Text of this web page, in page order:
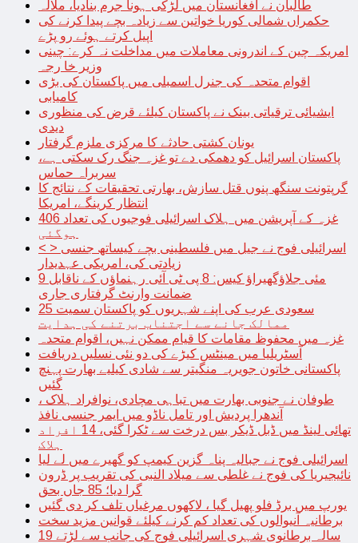
طالبان نے افغانستان میں لڑکی ہونا جرم بنادیا، ملالہ
حکمراں شمالی کوریا خواتین سے زیادہ بچے پیدا کرنے کی
اپیل کرتے ہوئے رو پڑے
امریکہ چین کے اندرونی معاملات میں مداخلت نہ کرے: چینی
وزیر خا رجہ
اقوام متحدہ کی جنرل اسمبلی میں پاکستان کی بڑی
کامیابی
ایشیائی ترقیاتی بینک نے پاکستان کیلئے قرض کی منظوری
دیدی
یونان کشتی حادثے کا مرکزی ملزم گرفتار
پاکستان اسرائیل کو دھمکی دے تو غزہ جنگ رک سکتی ہے،
سربراہ حماس
گرپتونت سنگھ پنوں قتل سازش، بھارتی تحقیقات کے نتائج کا
انتظار کرینگے، امریکا
غزہ کے آپریشن میں ہلاک اسرائیلی فوجیوں کی تعداد 406
ہوگئی
< > اسرائیلی فوج نے جیل میں فلسطینی بچے کیساتھ جنسی
زیادتی کی، امریکی عہدیدار
9 مئی جلاؤگھیراؤ کیس: 8 پی ٹی آئی رہنماؤں کے ناقابل
ضمانت وارنٹ گرفتاری جاری
سعودی عرب کی اپنے شہریوں کو پاکستان سمیت 25
ممالک جانے سے اجتناب برتنے کی ہدایت
غزہ میں محفوظ مقامات کا قیام ممکن نہیں، اقوام متحدہ
آسٹریلیا میں مینٹس کیڑے کی دو نئی نسلیں دریافت
پاکستانی خاتون جویریہ منگیتر سے شادی کیلیے بھارت پہنچ
گئیں
طوفان نے جنوبی بھارت میں تباہی مچادی، نوافراد ہلاک ،
آندھرا پردیش اور تامل ناڈو میں ایمر جنسی نافذ
تھائی لینڈ میں ڈبل ڈیکر بس درخت سے ٹکرا گئی، 14 افراد
ہلاک
اسرائیلی فوج نے جبالیہ پناہ گزین کیمپ کو گھیرے میں لے لیا
نائیجیریا کی فوج نے غلطی سے میلاد النبی کی تقریب پر ڈرون
گرا دیا؛ 85 جاں بحق
یورپ میں برڈ فلو پھیل گیا ، لاکھوں مرغیاں تلف کر دی گئیں
برطانیہ آنیوالوں کی تعداد کم کرنے کیلئے قوانین مزید سخت
19 سالہ برطانوی شہری اسرائیلی فوج کی جانب سے لڑتے